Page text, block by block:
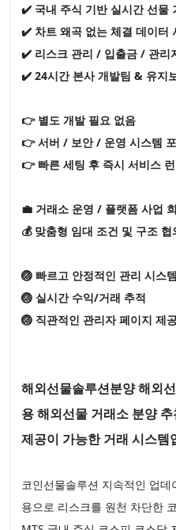
✔️ 국내 주식 기반 실시간 선물
✔️ 차트 왜곡 없는 체결 데이터
✔️ 리스크 관리 / 입출금 / 관리
✔️ 24시간 본사 개발팀 & 유지
👉 별도 개발 필요 없음
👉 서버 / 보안 / 운영 시스템
👉 빠른 세팅 후 즉시 서비스
💼 거래소 운영 / 플랫폼 사업
💰 맞춤형 임대 조건 및 구조 협
🏐 빠르고 안정적인 관리 시스템
🏐 실시간 수익/거래 추적
🏐 직관적인 관리자 페이지 제
해외선물솔루션분양 해외
용 해외선물 거래소 분양
제공이 가능한 거래 시스템
코인선물솔루션 지속적인 업
용으로 리스크를 원천 차단한